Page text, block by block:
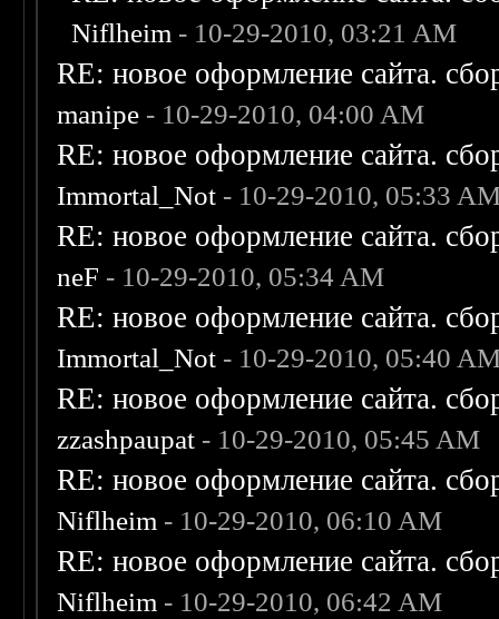
Niflheim - 10-29-2010, 03:21 AM
RE: новое оформление сайта.
manipe - 10-29-2010, 04:00 AM
RE: новое оформление сайта.
Immortal_Not - 10-29-2010, 05:33
RE: новое оформление сайта.
neF - 10-29-2010, 05:34 AM
RE: новое оформление сайта.
Immortal_Not - 10-29-2010, 05:40
RE: новое оформление сайта.
zzashpaupat - 10-29-2010, 05:45 AM
RE: новое оформление сайта.
Niflheim - 10-29-2010, 06:10 AM
RE: новое оформление сайта.
Niflheim - 10-29-2010, 06:42 AM